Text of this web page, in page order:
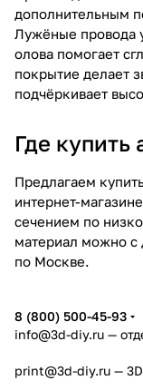
дополнительным
Лужёные провода
олова помогает
покрытие делает
подчёркивает
Где купить
Предлагаем
интернет-
сечением по
материал можно с
по Москве.
8 (800) 500-45-93
info@3d-diy.ru —
print@3d-diy.ru —